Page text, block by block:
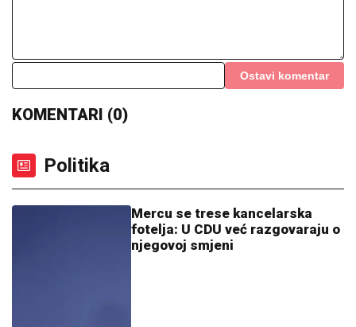
Ostavi komentar
KOMENTARI (0)
Politika
Mercu se trese kancelarska
fotelja: U CDU već razgovaraju o
njegovoj smjeni